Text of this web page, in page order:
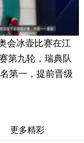
会冰壶比赛在江
第九轮，瑞典队
第一，提前晋级
更多精彩